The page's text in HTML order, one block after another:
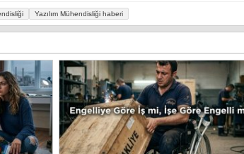
Yazılım Mühendisliği haberi